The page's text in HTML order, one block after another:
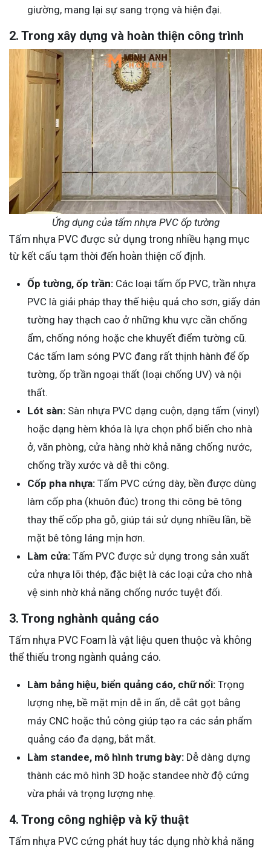
giường, mang lại sự sang trọng và hiện đại.
2. Trong xây dựng và hoàn thiện công trình
Ứng dụng của tấm nhựa PVC ốp tường
Tấm nhựa PVC được sử dụng trong nhiều hạng mục
từ kết cấu tạm thời đến hoàn thiện cố định.
Ốp tường, ốp trần: Các loại tấm ốp PVC, trần nhựa
PVC là giải pháp thay thế hiệu quả cho sơn, giấy dán
tường hay thạch cao ở những khu vực cần chống
ẩm, chống nóng hoặc che khuyết điểm tường cũ.
Các tấm lam sóng PVC đang rất thịnh hành để ốp
tường, ốp trần ngoại thất (loại chống UV) và nội
thất.
Lót sàn: Sàn nhựa PVC dạng cuộn, dạng tấm (vinyl)
hoặc dạng hèm khóa là lựa chọn phổ biến cho nhà
ở, văn phòng, cửa hàng nhờ khả năng chống nước,
chống trầy xước và dễ thi công.
Cốp pha nhựa: Tấm PVC cứng dày, bền được dùng
làm cốp pha (khuôn đúc) trong thi công bê tông
thay thế cốp pha gỗ, giúp tái sử dụng nhiều lần, bề
mặt bê tông láng mịn hơn.
Làm cửa: Tấm PVC được sử dụng trong sản xuất
cửa nhựa lõi thép, đặc biệt là các loại cửa cho nhà
vệ sinh nhờ khả năng chống nước tuyệt đối.
3. Trong nghành quảng cáo
Tấm nhựa PVC Foam là vật liệu quen thuộc và không
thể thiếu trong ngành quảng cáo.
Làm bảng hiệu, biển quảng cáo, chữ nổi: Trọng
lượng nhẹ, bề mặt mịn dễ in ấn, dễ cắt gọt bằng
máy CNC hoặc thủ công giúp tạo ra các sản phẩm
quảng cáo đa dạng, bắt mắt.
Làm standee, mô hình trưng bày: Dễ dàng dựng
thành các mô hình 3D hoặc standee nhờ độ cứng
vừa phải và trọng lượng nhẹ.
4. Trong công nghiệp và kỹ thuật
Tấm nhựa PVC cứng phát huy tác dụng nhờ khả năng